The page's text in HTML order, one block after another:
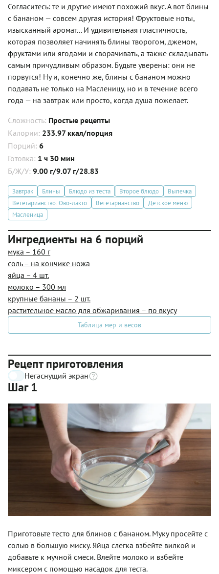
Согласитесь: те и другие имеют похожий вкус. А вот блины
с бананом — совсем другая история! Фруктовые ноты,
изысканный аромат... И удивительная пластичность,
которая позволяет начинять блины творогом, джемом,
фруктами или ягодами и сворачивать, а также складывать
самым причудливым образом. Будьте уверены: они не
порвутся! Ну и, конечно же, блины с бананом можно
подавать не только на Масленицу, но и в течение всего
года — на завтрак или просто, когда душа пожелает.
Сложность: Простые рецепты
Калории: 233.97 ккал/порция
Порций: 6
Готовка: 1 ч 30 мин
Б/Ж/У: 9.00 г/9.07 г/28.83
Завтрак Блины Блюдо из теста Второе блюдо
Выпечка
Вегетарианство: Ово-лакто
Вегетарианство
Детское меню
Масленица
Ингредиенты на 6 порций
мука – 160 г
соль – на кончике ножа
яйца – 4 шт.
молоко – 300 мл
крупные бананы – 2 шт.
растительное масло для обжаривания – по вкусу
Таблица мер и весов
Рецепт приготовления
Негаснущий экран
Шаг 1
Приготовьте тесто для блинов с бананом. Муку просейте с
солью в большую миску. Яйца слегка взбейте вилкой и
добавьте к мучной смеси. Влейте молоко и взбейте
миксером с помощью насадок для теста.